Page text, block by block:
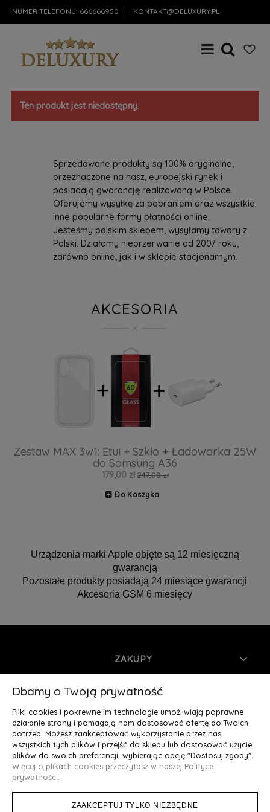
NUMER TELEFONU: 666666950 KONTAKT@DELUXURY.PL
Ten produkt jest niedostępny.
Sprzedawane produkty są 100% oryginalne,
przeznaczone na nasz, europejski rynek i
posiadają gwarancję realizowaną w Polsce.
Oferujemy wysyłkę za pobraniem oraz wszystkie
inne popularne formy płatności online.
Jesteśmy polskim sklepem, wysyłamy towary z
Polski. Działamy nieprzerwanie od 2007 roku,
zarówno online, jak i w sklepie stacjonarnym.
AKCESORIA
Zestaw MAX 3w1: Etui + Szkło + Ładowarka 25W
do Samsung A36
179,00 zł 247,00 zł
Do Koszyka
Urządzenia marki Apple objęte są 12 miesięczną
gwarancją
Pozostałe produkty posiadają 24 miesiące gwarancji
Akcesoria GSM 6 miesięcy
ZAKUPY
INFORMACJE
MOJE KONTO
O NAS
Deluxury.pl
Dbamy o Twoją prywatność
Pliki cookies i pokrewne im technologie umożliwiają poprawne
działanie strony i pomagają nam dostosować ofertę do Twoich
potrzeb. Możesz zaakceptować wykorzystanie przez nas
wszystkich tych plików i przejść do sklepu lub dostosować użycie
plików do swoich preferencji, wybierając opcję "Dostosuj zgody".
Więcej o plikach cookies przeczytasz w naszej Polityce
prywatności.
ZAAKCEPTUJ TYLKO NIEZBĘDNE